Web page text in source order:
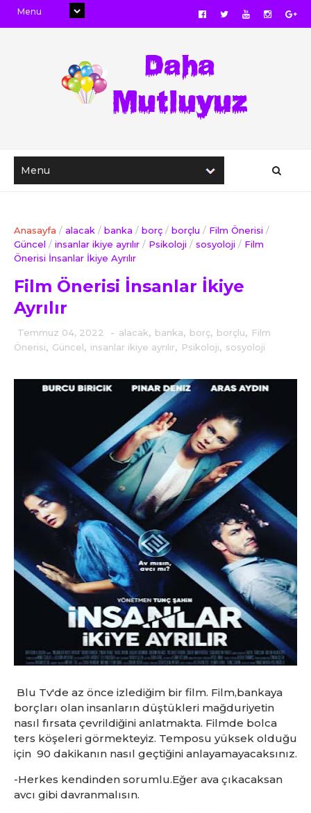
Anasayfa / alacak / banka / borç / borçlu / Film Önerisi /
Güncel / insanlar ikiye ayrılır / Psikoloji / sosyoloji / Film
Önerisi İnsanlar İkiye Ayrılır
Film Önerisi İnsanlar İkiye
Ayrılır
Temmuz 04, 2022 - alacak, banka, borç, borçlu, Film
Önerisi, Güncel, insanlar ikiye ayrılır, Psikoloji, sosyoloji
Blu Tv'de az önce izlediğim bir film. Film,bankaya
borçları olan insanların düştükleri mağduriyetin
nasıl fırsata çevrildiğini anlatmakta. Filmde bolca
ters köşeleri görmekteyiz. Temposu yüksek olduğu
için 90 dakikanın nasıl geçtiğini anlayamayacaksınız.
-Herkes kendinden sorumlu.Eğer ava çıkacaksan
avcı gibi davranmalısın.